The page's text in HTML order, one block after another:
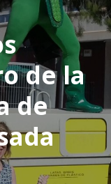
de la
de